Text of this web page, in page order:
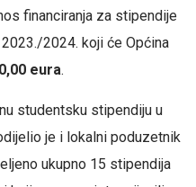
financiranja za stipendije
2024. koji će Općina
eura.
studentsku stipendiju u
je i lokalni poduzetnik
ukupno 15 stipendija